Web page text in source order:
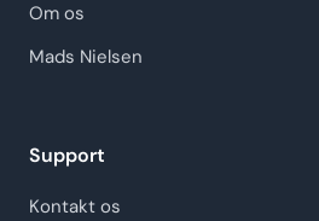
Om os
Mads Nielsen
Support
Kontakt os